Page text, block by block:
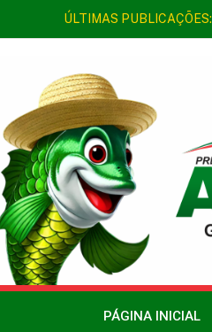
ÚLTIMAS PUBLICAÇÕES:
PÁGINA INICIAL